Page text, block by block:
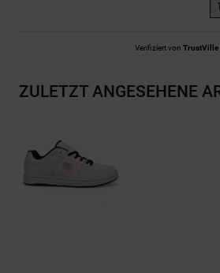
1
Verifiziert von TrustVille
ZULETZT ANGESEHENE